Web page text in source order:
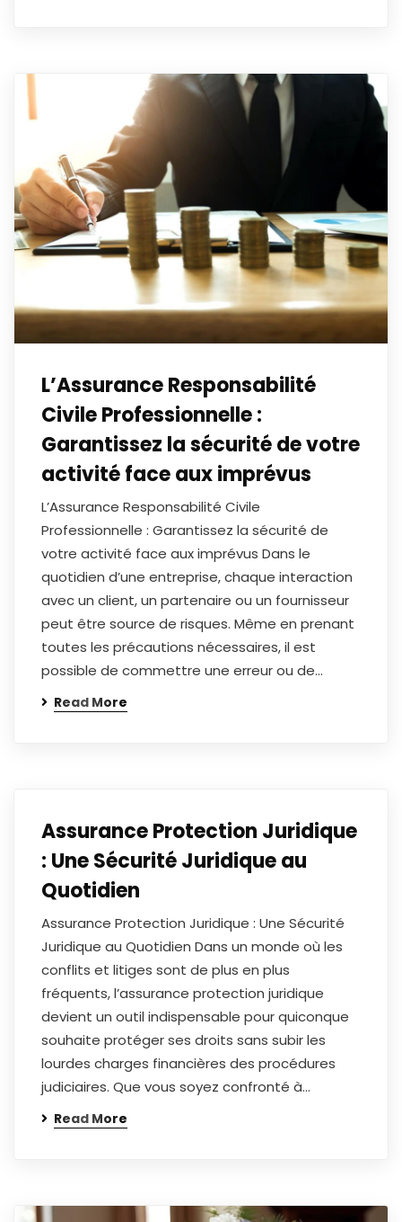
L’Assurance Responsabilité
Civile Professionnelle :
Garantissez la sécurité de votre
activité face aux imprévus
L’Assurance Responsabilité Civile
Professionnelle : Garantissez la sécurité de
votre activité face aux imprévus Dans le
quotidien d’une entreprise, chaque interaction
avec un client, un partenaire ou un fournisseur
peut être source de risques. Même en prenant
toutes les précautions nécessaires, il est
possible de commettre une erreur ou de…
Read More
Assurance Protection Juridique
: Une Sécurité Juridique au
Quotidien
Assurance Protection Juridique : Une Sécurité
Juridique au Quotidien Dans un monde où les
conflits et litiges sont de plus en plus
fréquents, l’assurance protection juridique
devient un outil indispensable pour quiconque
souhaite protéger ses droits sans subir les
lourdes charges financières des procédures
judiciaires. Que vous soyez confronté à…
Read More